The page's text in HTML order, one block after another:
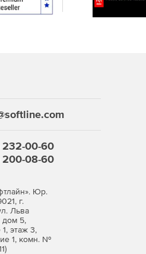
с повышенными
и возможностью
«Софтлайн Диск» для
доступа, историей версий и
232-00-60
200-08-60
Юр.
г.
Льва
дом 5,
этаж 3,
1, комн. №